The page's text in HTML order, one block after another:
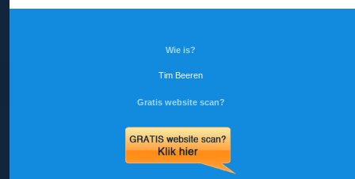
Wie is?
Tim Beeren
Gratis website scan?